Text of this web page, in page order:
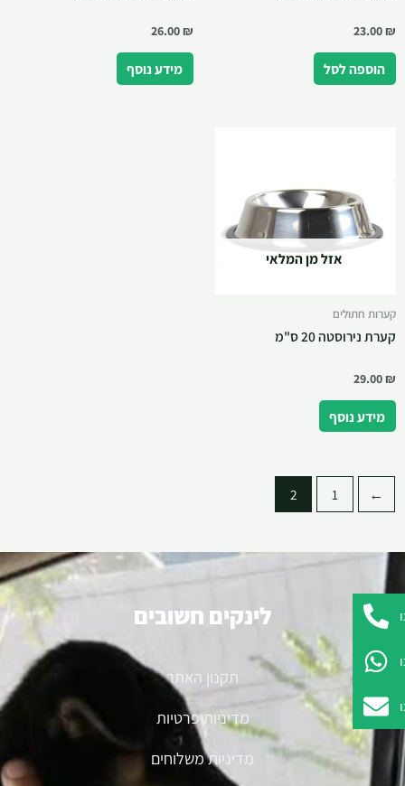
23.00₪
הוספה לסל
26.00₪
מידע נוסף
אזל מן המלאי
קערות חתולים
קערת נירוסטה 20 ס"מ
29.00₪
מידע נוסף
→
1
2
לינקים חשובים
תקנון האתר
מדיניות פרטיות
מדיניות משלוחים